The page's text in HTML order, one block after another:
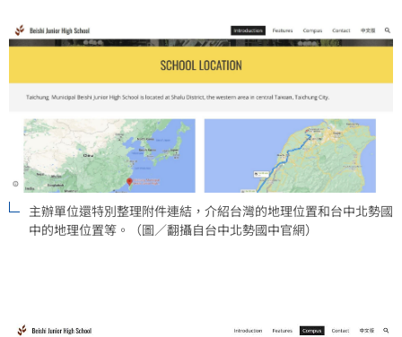
主辦單位還特別整理附件連結，介紹台灣的地理位置和台中北勢國
中的地理位置等。（圖／翻攝自台中北勢國中官網）